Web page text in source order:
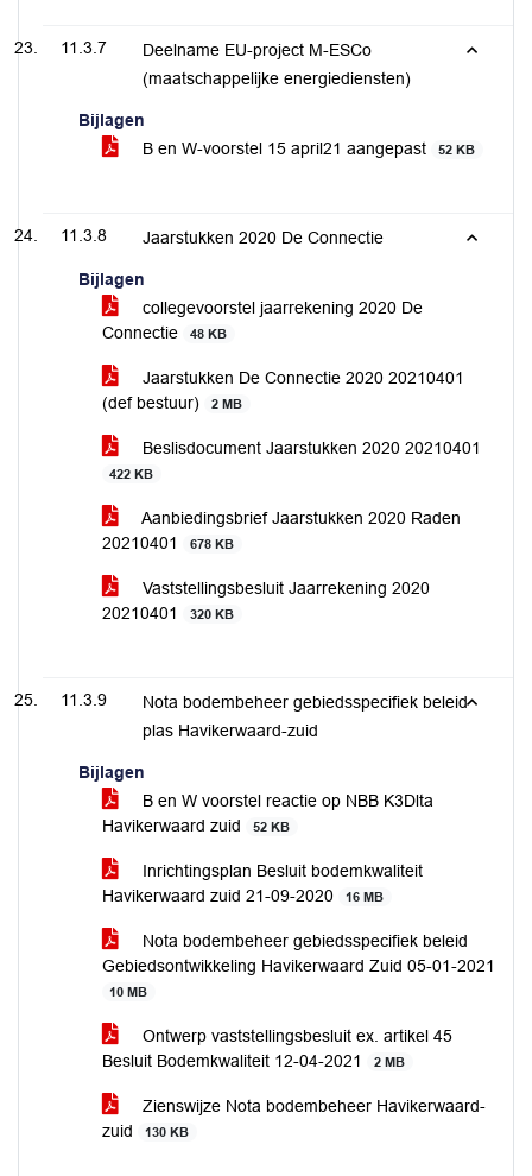
11.3.7
Deelname EU-project M-ESCo
(maatschappelijke energiediensten)
Bijlagen
B en W-voorstel 15 april21 aangepast
52 KB
11.3.8 Jaarstukken 2020 De Connectie
Bijlagen
collegevoorstel jaarrekening 2020 De
Connectie
48 KB
Jaarstukken De Connectie 2020 20210401
(def bestuur)
2 MB
Beslisdocument Jaarstukken 2020 20210401
422 KB
Aanbiedingsbrief Jaarstukken 2020 Raden
20210401
678 KB
Vaststellingsbesluit Jaarrekening 2020
20210401
320 KB
11.3.9
Nota bodembeheer gebiedsspecifiek beleid
plas Havikerwaard-zuid
Bijlagen
B en W voorstel reactie op NBB K3Dlta
Havikerwaard zuid
52 KB
Inrichtingsplan Besluit bodemkwaliteit
Havikerwaard zuid 21-09-2020
16 MB
Nota bodembeheer gebiedsspecifiek beleid
Gebiedsontwikkeling Havikerwaard Zuid 05-01-2021
10 MB
Ontwerp vaststellingsbesluit ex. artikel 45
Besluit Bodemkwaliteit 12-04-2021
2 MB
Zienswijze Nota bodembeheer Havikerwaard-
zuid
130 KB